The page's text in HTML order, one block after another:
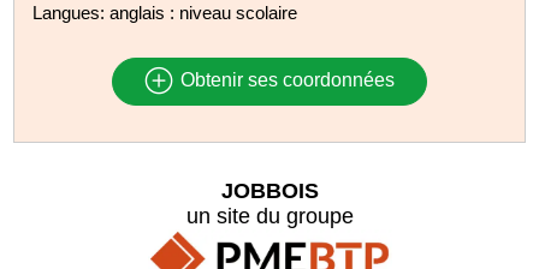
Langues: anglais : niveau scolaire
Obtenir ses coordonnées
JOBBOIS
un site du groupe